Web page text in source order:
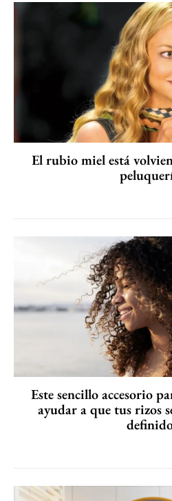
El rubio miel está
Este sencillo accesorio
ayudar a que tus rizos